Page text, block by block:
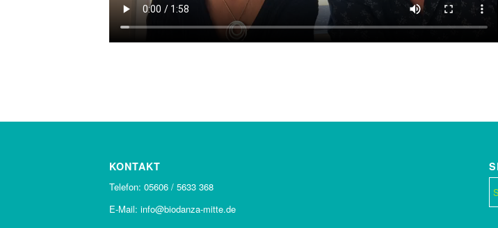
KONTAKT
Telefon: 05606 / 5633 368
E-Mail: info@biodanza-mitte.de